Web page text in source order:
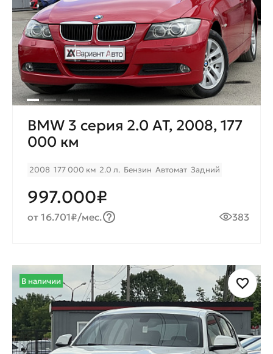
BMW 3 серия 2.0 AT, 2008, 177
000 км
2008 177 000 км 2.0 л. Бензин Автомат Задний
997.000₽
от 16.701₽/мес. 383
В наличии